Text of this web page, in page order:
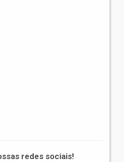
redes sociais!